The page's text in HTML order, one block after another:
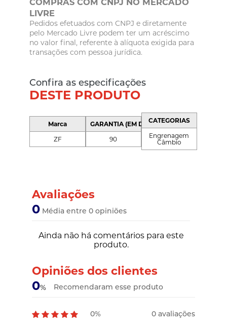
COMPRAS COM CNPJ NO MERCADO
LIVRE
Pedidos efetuados com CNPJ e diretamente
pelo Mercado Livre podem ter um acréscimo
no valor final, referente à alíquota exigida para
transações com pessoa jurídica.
Confira as especificações
DESTE PRODUTO
Marca
ZF
GARANTIA (EM DIAS)
90
CATEGORIAS
Engrenagem
Câmbio
Avaliações
0 Média entre 0 opiniões
Ainda não há comentários para este
produto.
Opiniões dos clientes
0% Recomendaram esse produto
0% 0 avaliações